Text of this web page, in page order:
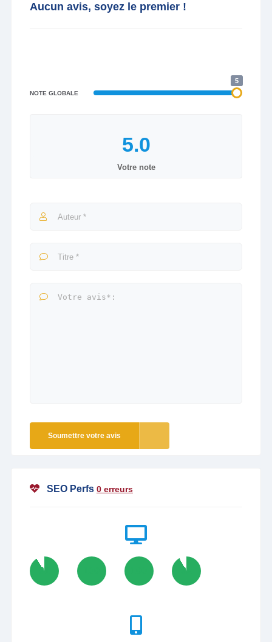
Aucun avis, soyez le premier !
NOTE GLOBALE
5
Votre note
Soumettre votre avis
SEO Perfs 0 erreurs
91 92